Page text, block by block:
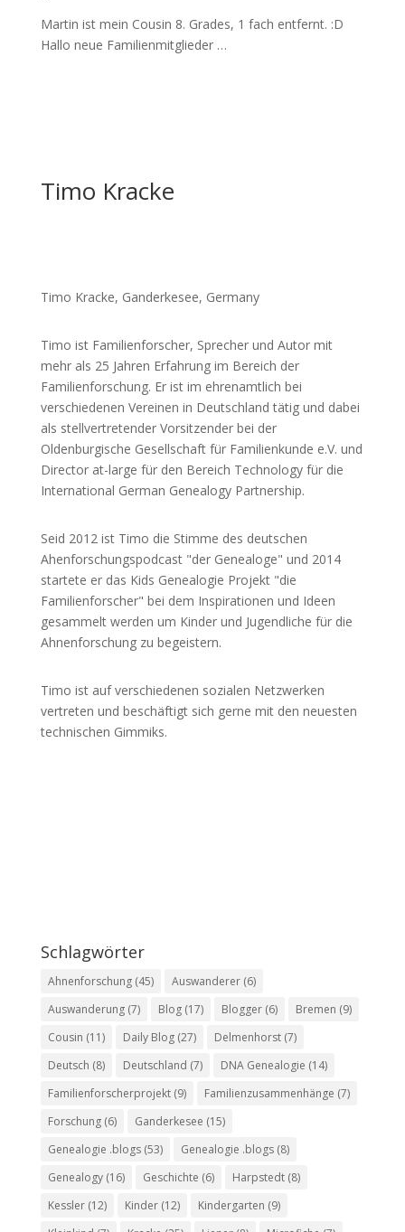
Martin ist mein Cousin 8. Grades, 1 fach entfernt. :D
Hallo neue Familienmitglieder …
Timo Kracke
Timo Kracke, Ganderkesee, Germany
Timo ist Familienforscher, Sprecher und Autor mit
mehr als 25 Jahren Erfahrung im Bereich der
Familienforschung. Er ist im ehrenamtlich bei
verschiedenen Vereinen in Deutschland tätig und dabei
als stellvertretender Vorsitzender bei der
Oldenburgische Gesellschaft für Familienkunde e.V. und
Director at-large für den Bereich Technology für die
International German Genealogy Partnership.
Seid 2012 ist Timo die Stimme des deutschen
Ahenforschungspodcast "der Genealoge" und 2014
startete er das Kids Genealogie Projekt "die
Familienforscher" bei dem Inspirationen und Ideen
gesammelt werden um Kinder und Jugendliche für die
Ahnenforschung zu begeistern.
Timo ist auf verschiedenen sozialen Netzwerken
vertreten und beschäftigt sich gerne mit den neuesten
technischen Gimmiks.
Schlagwörter
Ahnenforschung(45) Auswanderer(6)
Auswanderung(7) Blog(17) Blogger(6) Bremen (9)
Cousin (11) Daily Blog(27) Delmenhorst(7)
Deutsch (8) Deutschland (7) DNA Genealogie (14)
Familienforscherprojekt(9) Familienzusammenhänge (7)
Forschung(6) Ganderkesee (15)
Genealogie .blogs(53) Genealogie .blogs(8)
Genealogy(16) Geschichte (6) Harpstedt(8)
Kessler(12) Kinder(12) Kindergarten (9)